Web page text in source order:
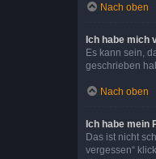
Nach oben
Ich habe mich
Es kann sein,
geschrieben
Nach oben
Ich habe mein
Das ist nicht
vergessen“